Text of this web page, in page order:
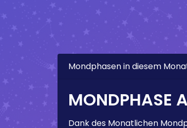
Mondphasen in diesem
MONDPHASE
Dank des Monatlichen